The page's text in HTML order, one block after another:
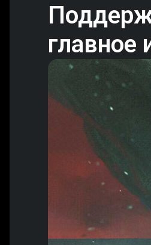
главное